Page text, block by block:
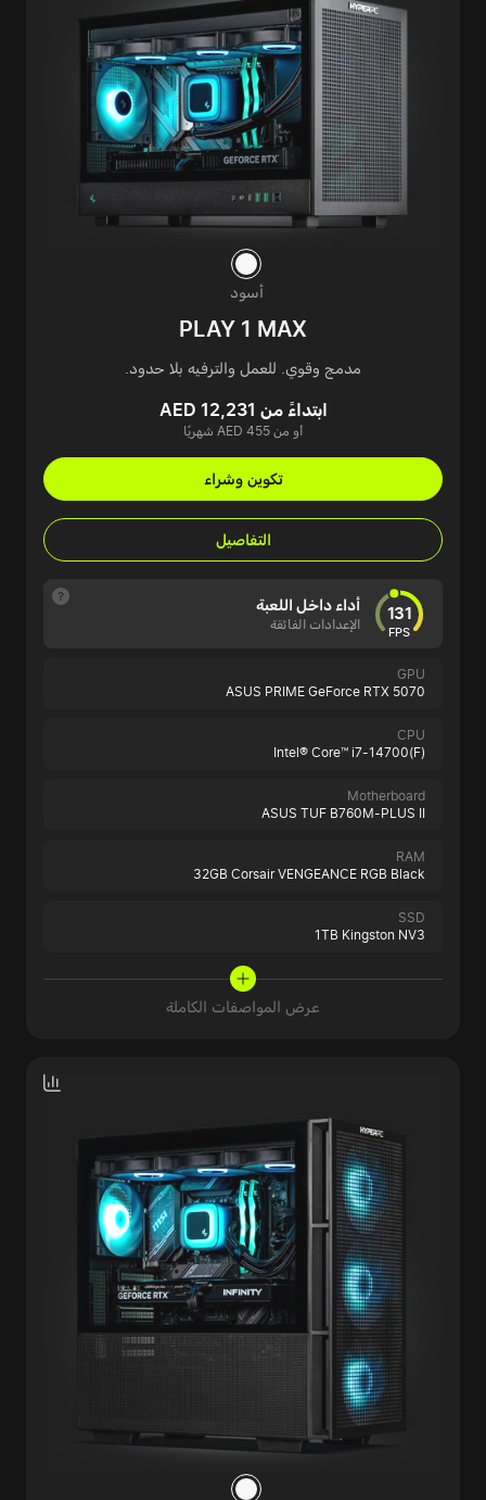
أسود
PLAY 1 MAX
مدمج وقوي. للعمل والترفيه بلا حدود.
ابتداءً من AED 12,231
أو من AED 455 شهريًا
تكوين وشراء
التفاصيل
131
FPS
أداء داخل اللعبة
الإعدادات الفائقة
GPU
ASUS PRIME GeForce RTX 5070
CPU
Intel® Core™ i7-14700(F)
Motherboard
ASUS TUF B760M-PLUS II
RAM
32GB Corsair VENGEANCE RGB Black
SSD
1TB Kingston NV3
عرض المواصفات الكاملة